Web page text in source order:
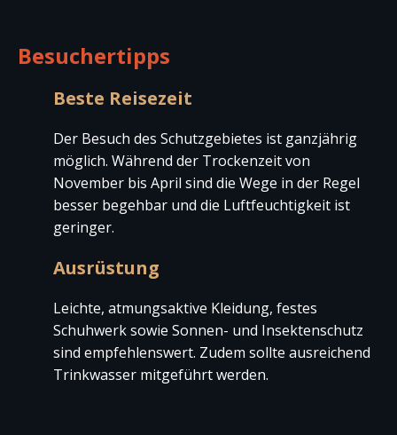
Besuchertipps
Beste Reisezeit
Der Besuch des Schutzgebietes ist ganzjährig
möglich. Während der Trockenzeit von
November bis April sind die Wege in der Regel
besser begehbar und die Luftfeuchtigkeit ist
geringer.
Ausrüstung
Leichte, atmungsaktive Kleidung, festes
Schuhwerk sowie Sonnen- und Insektenschutz
sind empfehlenswert. Zudem sollte ausreichend
Trinkwasser mitgeführt werden.